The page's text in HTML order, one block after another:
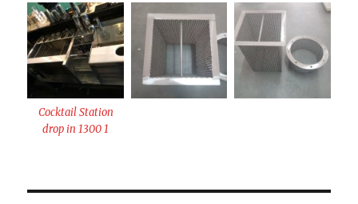
Cocktail Station
drop in 1300 1